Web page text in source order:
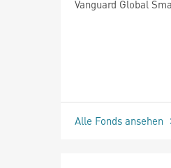
Alle Fonds ansehen